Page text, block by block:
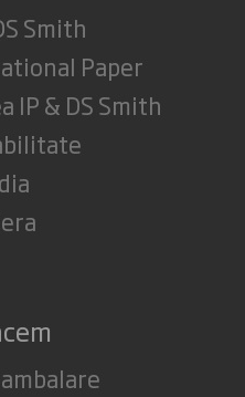
Smith
Paper
IP & DS Smith